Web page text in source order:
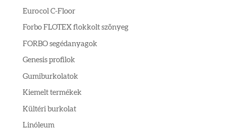
Eurocol C-Floor
Forbo FLOTEX flokkolt szőnyeg
FORBO segédanyagok
Genesis profilok
Gumiburkolatok
Kiemelt termékek
Kültéri burkolat
Linóleum